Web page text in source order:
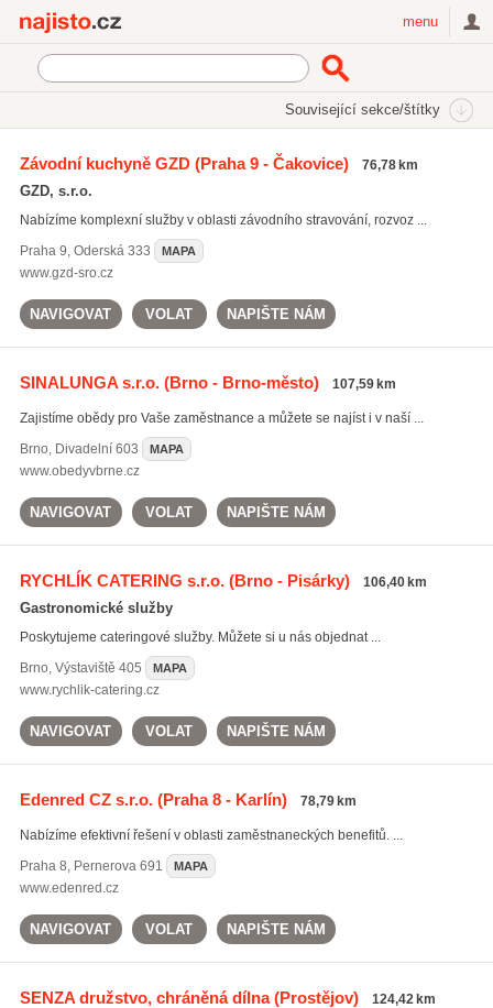
menu
Související sekce/štítky
Vybavení pro gastronomii
Kantýny (26)
Závodní kuchyně GZD(Praha 9 - Čakovice) 76,78 km
GZD, s.r.o.
Nabízíme komplexní služby v oblasti závodního stravování, rozvoz ...
Praha 9, Oderská 333 MAPA
www.gzd-sro.cz
NAVIGOVAT VOLAT NAPIŠTE NÁM
SINALUNGA s.r.o.(Brno - Brno-město) 107,59 km
Zajistíme obědy pro Vaše zaměstnance a můžete se najíst i v naší ...
Brno, Divadelní 603 MAPA
www.obedyvbrne.cz
NAVIGOVAT VOLAT NAPIŠTE NÁM
RYCHLÍK CATERING s.r.o.(Brno - Pisárky) 106,40 km
Gastronomické služby
Poskytujeme cateringové služby. Můžete si u nás objednat ...
Brno, Výstaviště 405 MAPA
www.rychlik-catering.cz
NAVIGOVAT VOLAT NAPIŠTE NÁM
Edenred CZ s.r.o.(Praha 8 - Karlín) 78,79 km
Nabízíme efektivní řešení v oblasti zaměstnaneckých benefitů. ...
Praha 8, Pernerova 691 MAPA
www.edenred.cz
NAVIGOVAT VOLAT NAPIŠTE NÁM
SENZA družstvo, chráněná dílna(Prostějov) 124,42 km